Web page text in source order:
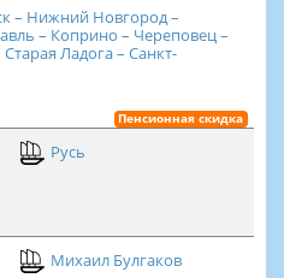
– Нижний Новгород –
– Коприно – Череповец –
Ладога – Санкт-
Пенсионная скидка
Русь
Михаил Булгаков